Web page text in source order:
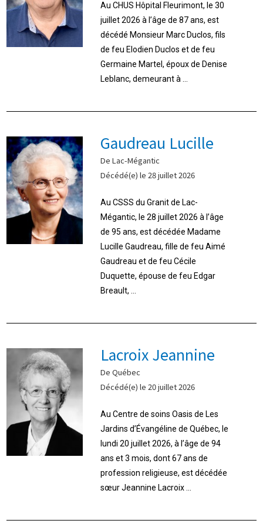
Au CHUS Hôpital Fleurimont, le 30
juillet 2026 à l’âge de 87 ans, est
décédé Monsieur Marc Duclos, fils
de feu Elodien Duclos et de feu
Germaine Martel, époux de Denise
Leblanc, demeurant à ...
Gaudreau Lucille
De Lac-Mégantic
Décédé(e) le 28 juillet 2026
Au CSSS du Granit de Lac-
Mégantic, le 28 juillet 2026 à l’âge
de 95 ans, est décédée Madame
Lucille Gaudreau, fille de feu Aimé
Gaudreau et de feu Cécile
Duquette, épouse de feu Edgar
Breault, ...
Lacroix Jeannine
De Québec
Décédé(e) le 20 juillet 2026
Au Centre de soins Oasis de Les
Jardins d’Évangéline de Québec, le
lundi 20 juillet 2026, à l’âge de 94
ans et 3 mois, dont 67 ans de
profession religieuse, est décédée
sœur Jeannine Lacroix ...